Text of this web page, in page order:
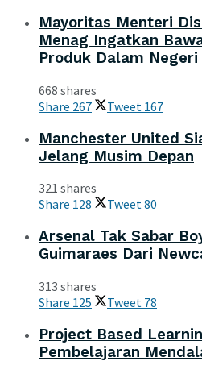
Mayoritas Menteri
Menag Ingatkan
Produk Dalam Negeri
668 shares
Share 267 Tweet 167
Manchester United
Jelang Musim Depan
321 shares
Share 128 Tweet80
Arsenal Tak Sabar
Guimaraes Dari
313 shares
Share 125 Tweet 78
Project Based
Pembelajaran